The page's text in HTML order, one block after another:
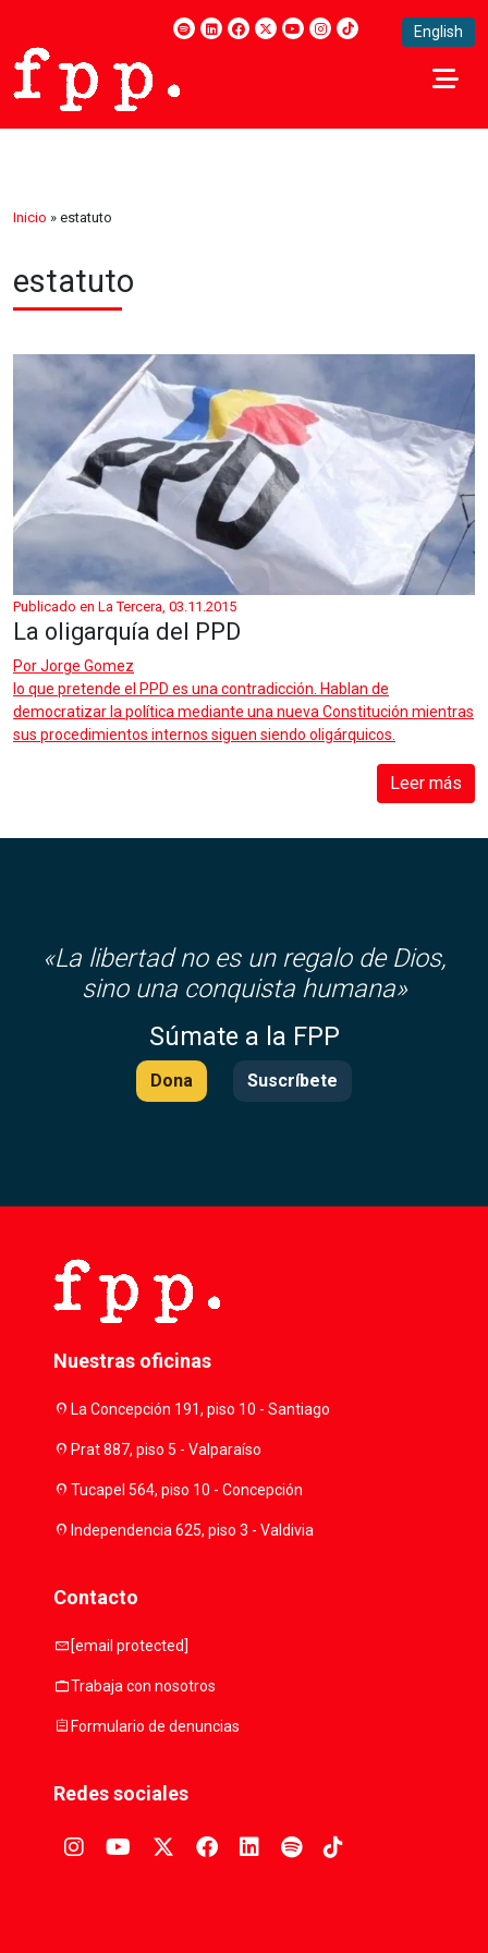
English
Inicio » estatuto
estatuto
Publicado en La Tercera, 03.11.2015
La oligarquía del PPD
PorJorge Gomez
lo que pretende el PPD es una contradicción. Hablan de
democratizar la política mediante una nueva Constitución mientras
sus procedimientos internos siguen siendo oligárquicos.
Leer más
«La libertad no es un regalo de Dios,
sino una conquista humana»
Súmate a la FPP
Dona Suscríbete
Nuestras oficinas
location_onLa Concepción 191, piso 10 - Santiago
location_onPrat 887, piso 5 - Valparaíso
location_onTucapel 564, piso 10 - Concepción
location_onIndependencia 625, piso 3 - Valdivia
Contacto
mail [email protected]
workTrabaja con nosotros
assignmentFormulario de denuncias
Redes sociales